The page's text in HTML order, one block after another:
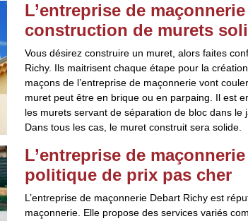
L’entreprise de
construction de murets
Vous désirez construire un muret, alors faites
Richy. Ils maitrisent chaque étape pour la
maçons de l’entreprise de maçonnerie vont
muret peut être en brique ou en parpaing. Il est
les murets servant de séparation de bloc dans
Dans tous les cas, le muret construit sera solide.
L’entreprise de
politique de prix pas cher
L’entreprise de maçonnerie Debart Richy est
maçonnerie. Elle propose des services variés